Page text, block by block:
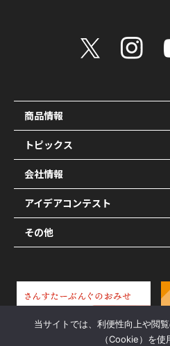
商品情報
トピックス
会社情報
アイデアコンテスト
その他
当サイトでは、利便性向上や閲
（Cookie）を使